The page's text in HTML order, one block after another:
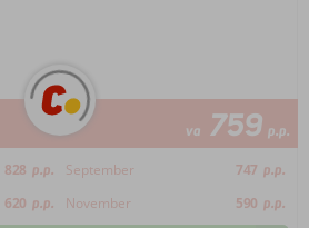
va 759 p.p.
828 p.p. September 747 p.p.
620 p.p. November 590 p.p.